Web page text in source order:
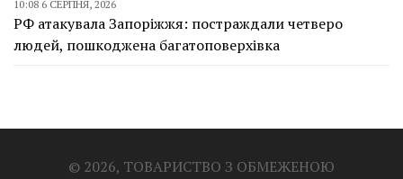
10:08 6 СЕРПНЯ, 2026
РФ атакувала Запоріжжя: постраждали четверо
людей, пошкоджена багатоповерхівка
© 2026, ТОВАРИСТВО З ОБМЕЖЕНОЮ